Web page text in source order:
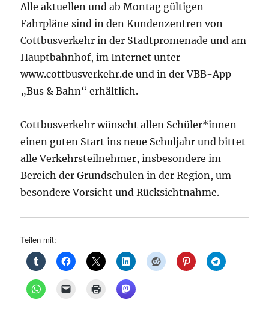
Alle aktuellen und ab Montag gültigen
Fahrpläne sind in den Kundenzentren von
Cottbusverkehr in der Stadtpromenade und am
Hauptbahnhof, im Internet unter
www.cottbusverkehr.de und in der VBB-App
„Bus & Bahn“ erhältlich.
Cottbusverkehr wünscht allen Schüler*innen
einen guten Start ins neue Schuljahr und bittet
alle Verkehrsteilnehmer, insbesondere im
Bereich der Grundschulen in der Region, um
besondere Vorsicht und Rücksichtnahme.
Teilen mit: